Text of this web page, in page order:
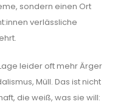
sondern einen Ort
verlässliche
leider oft mehr Ärger
Müll. Das ist nicht
die weiß, was sie will: